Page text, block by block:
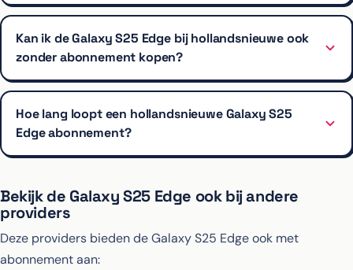
Kan ik de Galaxy S25 Edge bij hollandsnieuwe ook
zonder abonnement kopen?
Hoe lang loopt een hollandsnieuwe Galaxy S25
Edge abonnement?
Bekijk de Galaxy S25 Edge ook bij andere
providers
Deze providers bieden de Galaxy S25 Edge ook met
abonnement aan: